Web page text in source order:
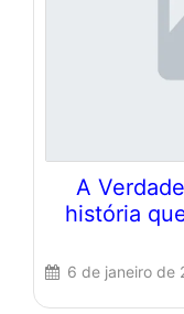
A
história
6 de janeiro de